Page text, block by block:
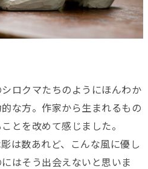
ロクマたちのようにほんわか
な方。作家から生まれるもの
とを改めて感じました。
は数あれど、こんな風に優し
はそう出会えないと思いま